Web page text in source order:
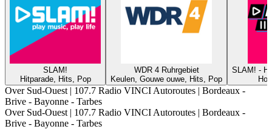
SLAM!
Hitparade, Hits, Pop
WDR 4 Ruhrgebiet
Keulen, Gouwe ouwe, Hits, Pop
SLAM! -
Over Sud-Ouest | 107.7 Radio VINCI Autoroutes | Bordeaux -
Brive - Bayonne - Tarbes
Over Sud-Ouest | 107.7 Radio VINCI Autoroutes | Bordeaux -
Brive - Bayonne - Tarbes